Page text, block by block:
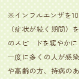
※インフルエンザを
（症状が続く期間）
のスピードを緩やか
一度に多くの人が感
や高齢の方、持病の